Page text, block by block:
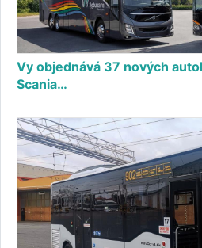
Vy objednává 37 nových
Scania…